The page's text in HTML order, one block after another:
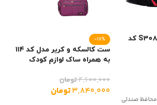
ماشین شارژی مدل S۳۰۸ کد
محافظ صندلی
-17%
ست کالسکه و کریر مدل کد ۱۱۴
به همراه ساک لوازم کودک
۴,۶۰۰,۰۰۰تومان
۳,۸۴۰,۰۰۰تومان